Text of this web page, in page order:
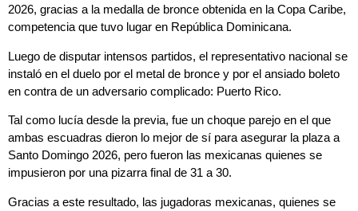
2026, gracias a la medalla de bronce obtenida en la Copa Caribe,
competencia que tuvo lugar en República Dominicana.
Luego de disputar intensos partidos, el representativo nacional se
instaló en el duelo por el metal de bronce y por el ansiado boleto
en contra de un adversario complicado: Puerto Rico.
Tal como lucía desde la previa, fue un choque parejo en el que
ambas escuadras dieron lo mejor de sí para asegurar la plaza a
Santo Domingo 2026, pero fueron las mexicanas quienes se
impusieron por una pizarra final de 31 a 30.
Gracias a este resultado, las jugadoras mexicanas, quienes se